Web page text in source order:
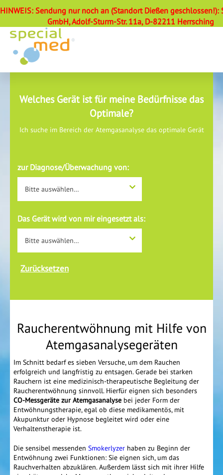
Welches Gerät ist für meine Bedürfnisse das
Optimale?
Ich suche im Bereich der Atemgasanalyse das optimale Gerät
zur Diagnose/Überwachung von:
Bitte auswählen…
Das Gerät wird von mir eingesetzt als:
Bitte auswählen…
Raucherentwöhnung mit Hilfe von
Atemgasanalysegeräten
Im Schnitt bedarf es sieben Versuche, um dem Rauchen
erfolgreich und langfristig zu entsagen. Gerade bei starken
Rauchern ist eine medizinisch-therapeutische Begleitung der
Raucherentwöhnung sinnvoll. Hierfür eignen sich besonders
CO-Messgeräte zur Atemgasanalyse bei jeder Form der
Entwöhnungstherapie, egal ob diese medikamentös, mit
Akupunktur oder Hypnose begleitet wird oder eine
Verhaltenstherapie ist.
Die sensibel messenden Smokerlyzer haben zu Beginn der
Entwöhnung zwei Funktionen: Sie eignen sich, um das
Rauchverhalten abzuklären. Außerdem lässt sich mit ihrer Hilfe
HINWEIS: Sendung nur noch an (Standort Dießen geschlossen!):
GmbH, Adolf-Sturm-Str. 11a, D-82211 Herrsching